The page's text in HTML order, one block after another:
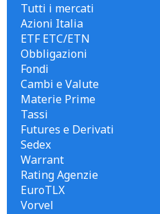
Tutti i mercati
Azioni Italia
ETF ETC/ETN
Obbligazioni
Fondi
Cambi e Valute
Materie Prime
Tassi
Futures e Derivati
Sedex
Warrant
Rating Agenzie
EuroTLX
Vorvel